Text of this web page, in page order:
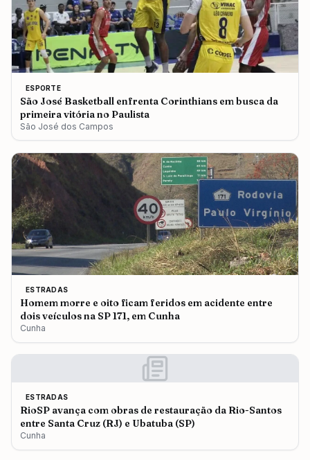
ESPORTE
São José Basketball enfrenta Corinthians em busca da
primeira vitória no Paulista
São José dos Campos
ESTRADAS
Homem morre e oito ficam feridos em acidente entre
dois veículos na SP 171, em Cunha
Cunha
ESTRADAS
RioSP avança com obras de restauração da Rio-Santos
entre Santa Cruz (RJ) e Ubatuba (SP)
Cunha